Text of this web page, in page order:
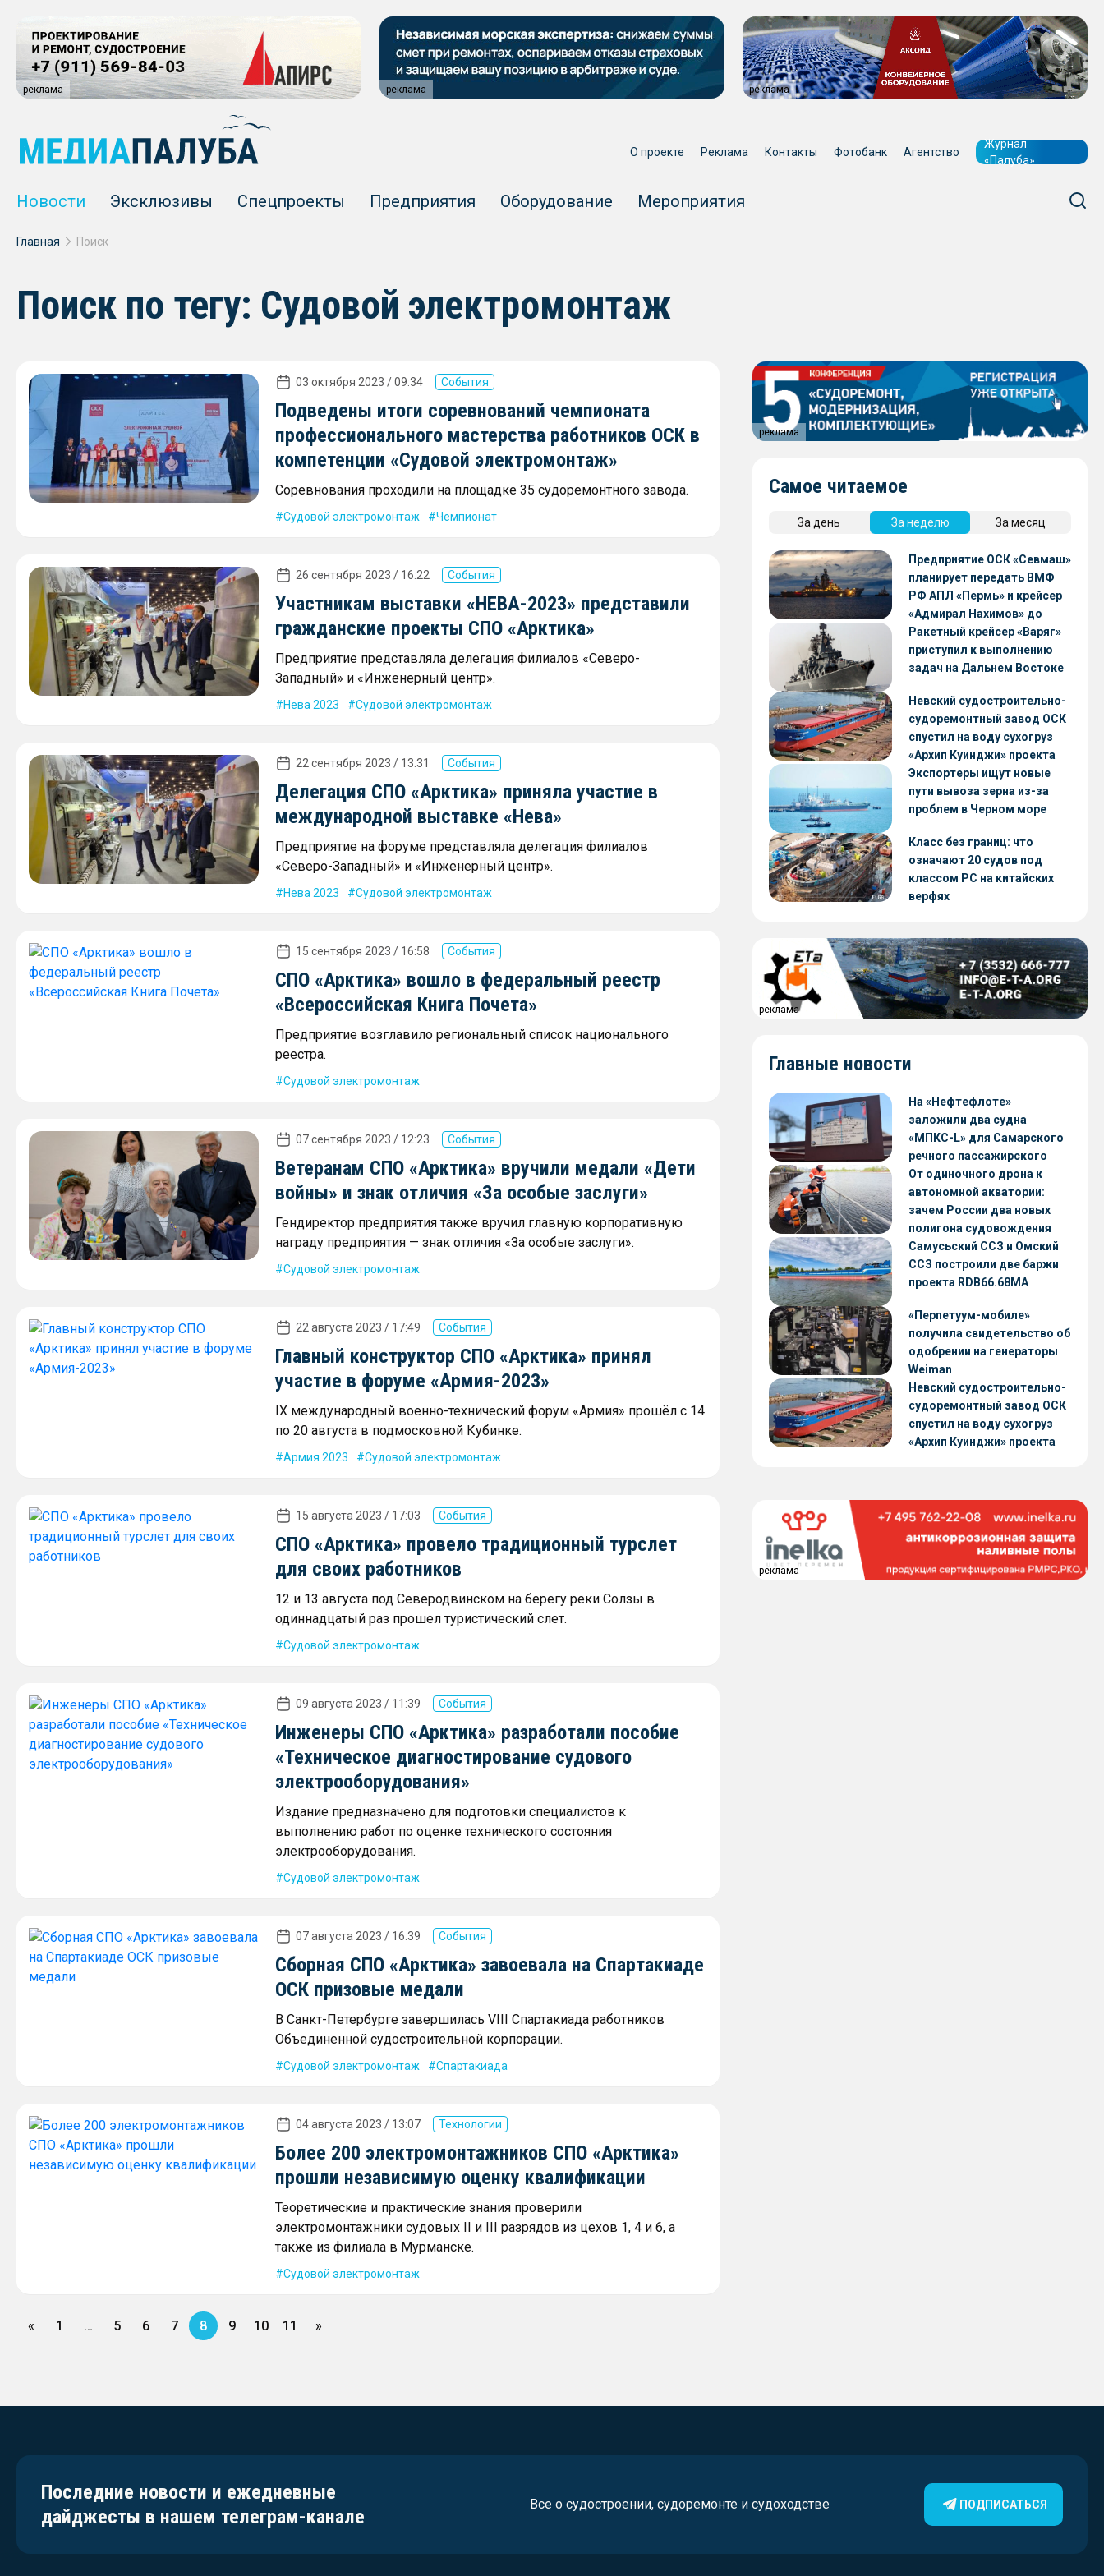
реклама реклама реклама
О проекте Реклама Контакты Фотобанк Агентство
Журнал
«Палуба»
Новости Эксклюзивы Спецпроекты Предприятия Оборудование Мероприятия
Главная Поиск
Поиск по тегу: Судовой электромонтаж
03 октября 2023 / 09:34 События
Подведены итоги соревнований чемпионата
профессионального мастерства работников ОСК в
компетенции «Судовой электромонтаж»
Соревнования проходили на площадке 35 судоремонтного завода.
Судовой электромонтаж Чемпионат
26 сентября 2023 / 16:22 События
Участникам выставки «НЕВА-2023» представили
гражданские проекты СПО «Арктика»
Предприятие представляла делегация филиалов «Северо-
Западный» и «Инженерный центр».
Нева 2023 Судовой электромонтаж
22 сентября 2023 / 13:31 События
Делегация СПО «Арктика» приняла участие в
международной выставке «Нева»
Предприятие на форуме представляла делегация филиалов
«Северо-Западный» и «Инженерный центр».
Нева 2023 Судовой электромонтаж
15 сентября 2023 / 16:58 События
СПО «Арктика» вошло в федеральный реестр
«Всероссийская Книга Почета»
Предприятие возглавило региональный список национального
реестра.
Судовой электромонтаж
07 сентября 2023 / 12:23 События
Ветеранам СПО «Арктика» вручили медали «Дети
войны» и знак отличия «За особые заслуги»
Гендиректор предприятия также вручил главную корпоративную
награду предприятия — знак отличия «За особые заслуги».
Судовой электромонтаж
22 августа 2023 / 17:49 События
Главный конструктор СПО «Арктика» принял
участие в форуме «Армия-2023»
IX международный военно-технический форум «Армия» прошёл с 14
по 20 августа в подмосковной Кубинке.
Армия 2023 Судовой электромонтаж
15 августа 2023 / 17:03 События
СПО «Арктика» провело традиционный турслет
для своих работников
12 и 13 августа под Северодвинском на берегу реки Солзы в
одиннадцатый раз прошел туристический слет.
Судовой электромонтаж
09 августа 2023 / 11:39 События
Инженеры СПО «Арктика» разработали пособие
«Техническое диагностирование судового
электрооборудования»
Издание предназначено для подготовки специалистов к
выполнению работ по оценке технического состояния
электрооборудования.
Судовой электромонтаж
07 августа 2023 / 16:39 События
Сборная СПО «Арктика» завоевала на Спартакиаде
ОСК призовые медали
В Санкт-Петербурге завершилась VIII Спартакиада работников
Объединенной судостроительной корпорации.
Судовой электромонтаж Спартакиада
04 августа 2023 / 13:07 Технологии
Более 200 электромонтажников СПО «Арктика»
прошли независимую оценку квалификации
Теоретические и практические знания проверили
электромонтажники судовых II и III разрядов из цехов 1, 4 и 6, а
также из филиала в Мурманске.
Судовой электромонтаж
« 1 … 5 6 7 8 9 10 11 »
реклама
Самое читаемое
За день За неделю За месяц
Предприятие ОСК «Севмаш»
планирует передать ВМФ
РФ АПЛ «Пермь» и крейсер
«Адмирал Нахимов» до
конца 2026 года
Ракетный крейсер «Варяг»
приступил к выполнению
задач на Дальнем Востоке
Невский судостроительно-
судоремонтный завод ОСК
спустил на воду сухогруз
«Архип Куинджи» проекта
RSD59
Экспортеры ищут новые
пути вывоза зерна из-за
проблем в Черном море
Класс без границ: что
означают 20 судов под
классом РС на китайских
верфях
реклама
Главные новости
На «Нефтефлоте»
заложили два судна
«МПКС-L» для Самарского
речного пассажирского
предприятия
От одиночного дрона к
автономной акватории:
зачем России два новых
полигона судовождения
Самусьский ССЗ и Омский
ССЗ построили две баржи
проекта RDB66.68МА
«Перпетуум-мобиле»
получила свидетельство об
одобрении на генераторы
Weiman
Невский судостроительно-
судоремонтный завод ОСК
спустил на воду сухогруз
«Архип Куинджи» проекта
реклама
Последние новости и ежедневные
дайджесты в нашем телеграм-канале
Все о судостроении, судоремонте и судоходстве ПОДПИСАТЬСЯ